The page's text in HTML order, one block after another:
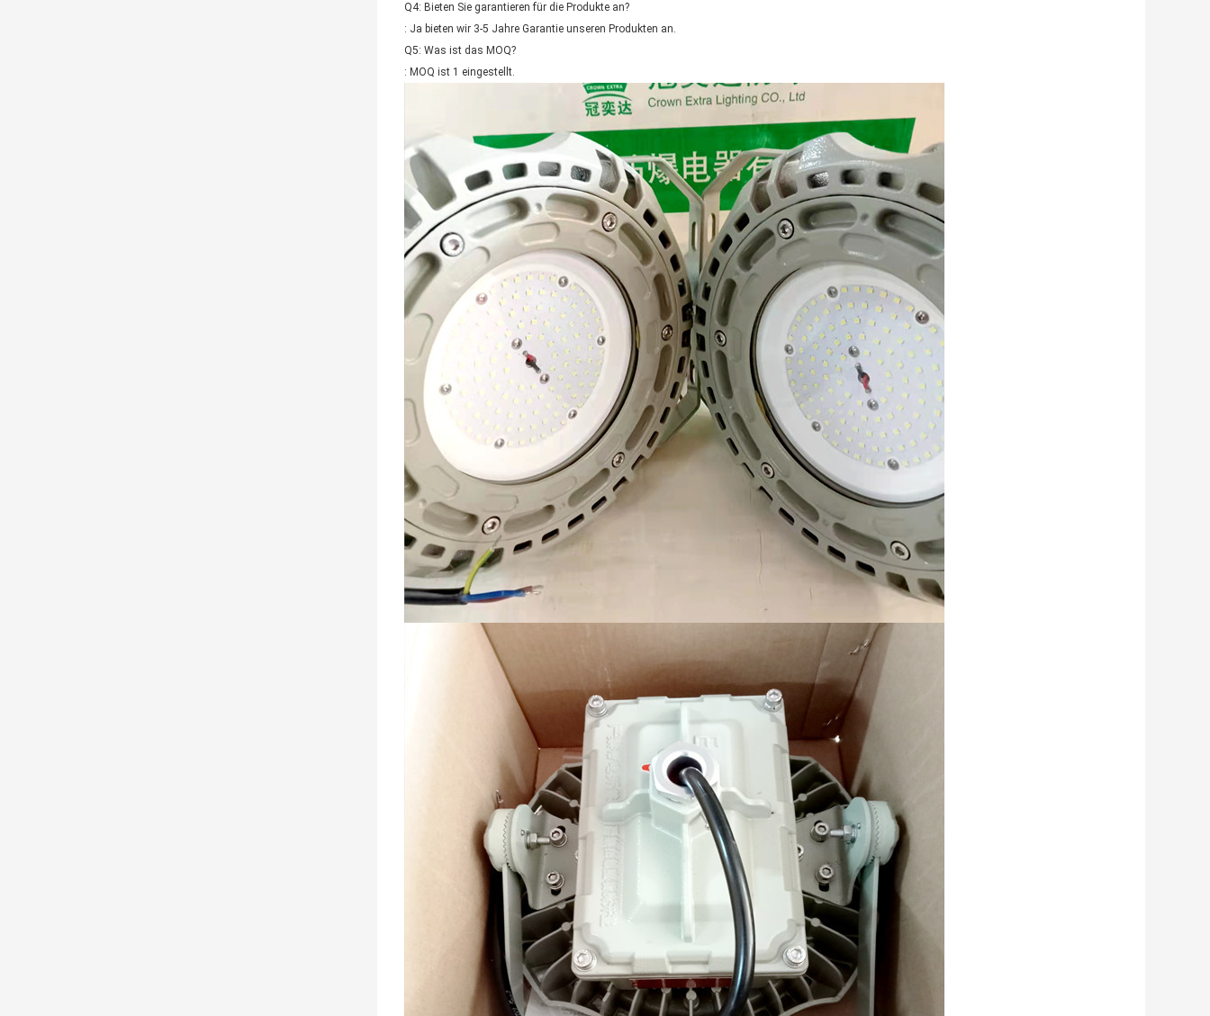
Q4: Bieten Sie garantieren für die Produkte an?
: Ja bieten wir 3-5 Jahre Garantie unseren Produkten an.
Q5: Was ist das MOQ?
: MOQ ist 1 eingestellt.